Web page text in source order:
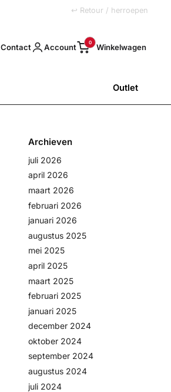
↩ Retour / herroepen
Contact Account 0
Outlet
Archieven
juli 2026
april 2026
maart 2026
februari 2026
januari 2026
augustus 2025
mei 2025
april 2025
maart 2025
februari 2025
januari 2025
december 2024
oktober 2024
september 2024
augustus 2024
juli 2024